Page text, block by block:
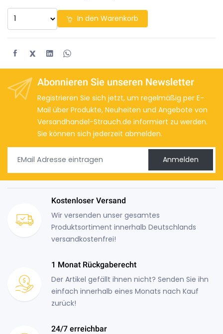
In den Warenkorb
X
Abonnieren Sie unseren Newsletter
Registrieren Sie sich jetzt, um regelmäßig per E-
Mail über Produkte, Neuheiten und Angebote von
Versandhandel-Strauch.de informiert zu werden.
Sie können sich jederzeit abmelden.
Anmelden
Kostenloser Versand
Wir versenden unser gesamtes
Produktsortiment innerhalb Deutschlands
versandkostenfrei!
1 Monat Rückgaberecht
Der Artikel gefällt ihnen nicht? Senden Sie ihn
einfach innerhalb eines Monats nach Kauf
zurück!
24/7 erreichbar